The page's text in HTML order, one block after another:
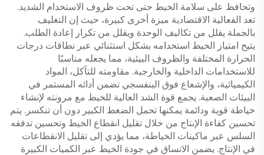
وتحافظ على سلامة الخيط حتى تحت ظروف الاستخدام الشديد.
تعد الفعالية الاقتصادية ميزة أخرى كبيرة، حيث إن التغليف
بالجملة يقلل من تكاليف الوحدة ويقلل من تكرار إعادة الطلب.
يتيح امتياز الخيط استخدامه بشكل استثنائي عبر نطاقات درجات
الحرارة المختلفة والظروف البيئية، مما يجعله مناسبًا
للاستخدامات الداخلية والخارجية. مقاومته للتآكل، المواد
الكيميائية، والإشعاع فوق البنفسجي تضمن أدائه المستمر في
البيئات الصعبة. يجمع قوة الشد العالية للخيط مع مرونته لإنشاء
خياطة قوية ودائمة يمكنها تحمل الضغط الكبير دون أن تنكسر. يتم
تحسين كفاءة الإنتاج من خلال تقليل انقطاع الخيط وتحسين تدفقه
السلس عبر ماكينات الخياطة، مما يؤدي إلى تقليل الانقطاعات
في الإنتاج. يضمن الاتساق في جودة الخيط عبر الكميات الكبيرة